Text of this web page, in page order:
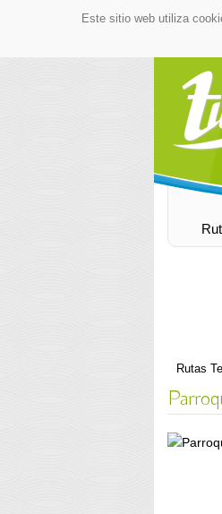
Este sitio web utiliza
Rutas